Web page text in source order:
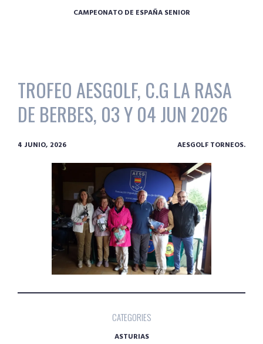
CAMPEONATO DE ESPAÑA SENIOR
TROFEO AESGOLF, C.G LA RASA
DE BERBES, 03 Y 04 JUN 2026
4 JUNIO, 2026 AESGOLF TORNEOS.
CATEGORIES
ASTURIAS